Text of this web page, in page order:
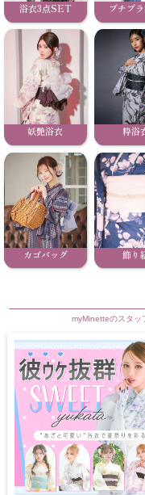
浴衣3点SET プチプ
妖艶浴衣 粋浴
カゴバッグ 飾り
myMinetteのスタッ